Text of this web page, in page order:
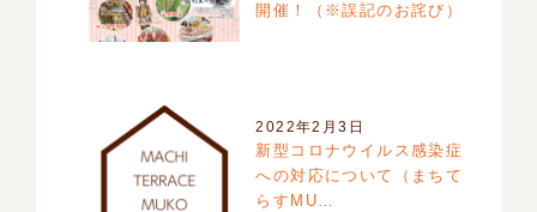
開催！（※誤記のお詫び）
2022年2月3日
新型コロナウイルス感染症
への対応について（まちて
らすMU…